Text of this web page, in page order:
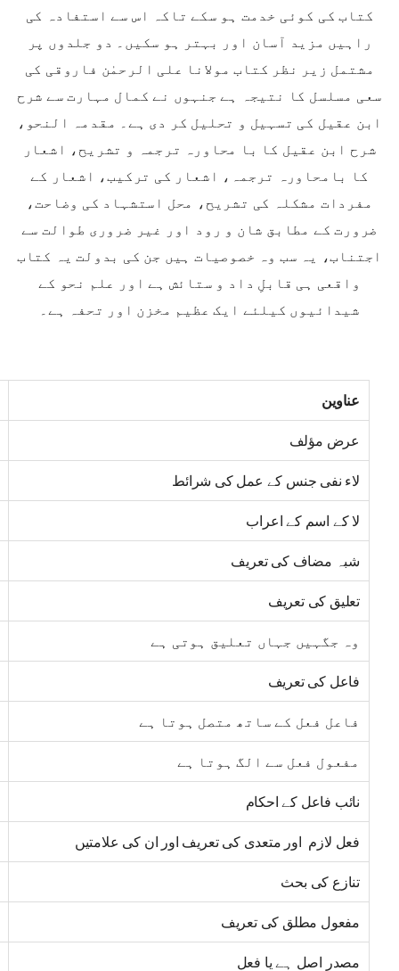
کتاب کی کوئی خدمت ہو سکے تاکہ اس سے استفادہ کی
راہیں مزید آسان اور بہتر ہو سکیں۔ دو جلدوں پر
مشتمل زیر نظر کتاب مولانا علی الرحمٰن فاروقی کی
سعی مسلسل کا نتیجہ ہے جنہوں نے کمال مہارت سے شرح
ابن عقیل کی تسہیل و تحلیل کر دی ہے۔ مقدمہ النحو،
شرح ابن عقیل کا با محاورہ ترجمہ و تشریح، اشعار
کا بامحاورہ ترجمہ، اشعار کی ترکیب، اشعار کے
مفردات مشکلہ کی تشریح، محل استشہاد کی وضاحت،
ضرورت کے مطابق شان و رود اور غیر ضروری طوالت سے
اجتناب، یہ سب وہ خصوصیات ہیں جن کی بدولت یہ کتاب
واقعی ہی قابلِ داد و ستائش ہے اور علم نحو کے
شیدائیوں کیلئے ایک عظیم مخزن اور تحفہ ہے۔
عناوین
عرض مؤلف
لاء نفی جنس کے عمل کی شرائط
لا کے اسم کے اعراب
شبہ مضاف کی تعریف
تعلیق کی تعریف
وہ جگہیں جہاں تعلیق ہوتی ہے
فاعل کی تعریف
فاعل فعل کے ساتھ متصل ہوتا ہے
مفعول فعل سے الگ ہوتا ہے
نائب فاعل کے احکام
فعل لازم اور متعدی کی تعریف اور ان کی علامتیں
تنازع کی بحث
مفعول مطلق کی تعریف
مصدر اصل ہے یا فعل